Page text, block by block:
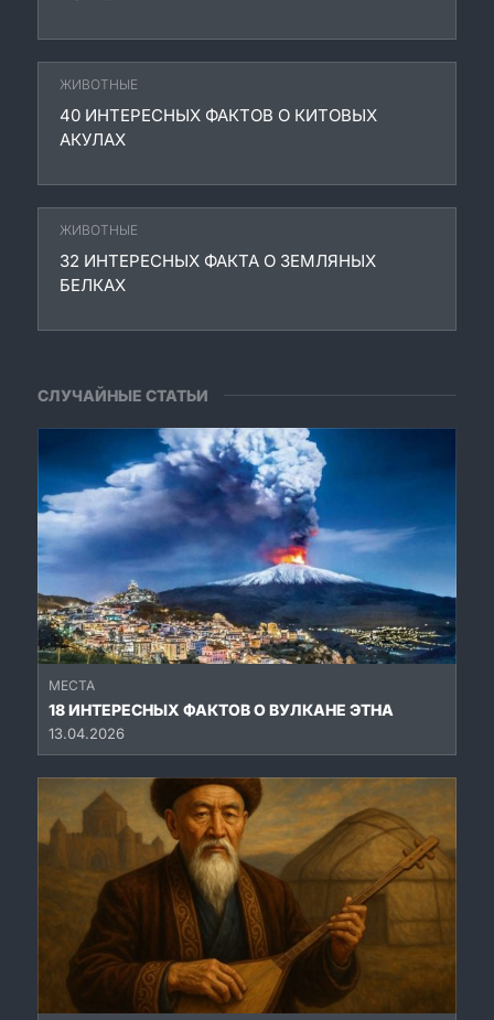
ЖИВОТНЫЕ
40 ИНТЕРЕСНЫХ ФАКТОВ О КИТОВЫХ
АКУЛАХ
ЖИВОТНЫЕ
32 ИНТЕРЕСНЫХ ФАКТА О ЗЕМЛЯНЫХ
БЕЛКАХ
СЛУЧАЙНЫЕ СТАТЬИ
МЕСТА
18 ИНТЕРЕСНЫХ ФАКТОВ О ВУЛКАНЕ ЭТНА
13.04.2026